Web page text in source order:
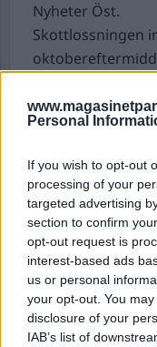
Personal
If you wish to opt-out
processing of your
targeted advertising
section to confirm
opt-out request is
interest-based ads
us or personal
your opt-out. You
disclosure of your
IAB’s list of
Nyheter Öst.
Skottlossningen
skador. Ett av
en lägenhet där
Den 21-årige
två försök till
fara för annan,
narkotikabrott till
Urspårad
mot tisdag
Bandhagen i